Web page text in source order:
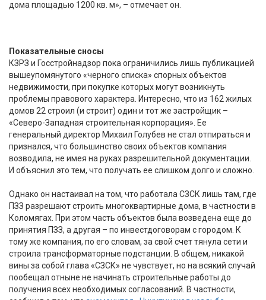
дома площадью 1200 кв. м», – отмечает он.
Показательные сносы
КЗРЗ и Госстройнадзор пока ограничились лишь публикацией
вышеупомянутого «черного списка» спорных объектов
недвижимости, при покупке которых могут возникнуть
проблемы правового характера. Интересно, что из 162 жилых
домов 22 строил (и строит) один и тот же застройщик –
«Северо-Западная строительная корпорация». Ее
генеральный директор Михаил Голубев не стал отпираться и
признался, что большинство своих объектов компания
возводила, не имея на руках разрешительной документации.
И объяснил это тем, что получать ее слишком долго и сложно.
Однако он настаивал на том, что работала СЗСК лишь там, где
ПЗЗ разрешают строить многоквартирные дома, в частности в
Коломягах. При этом часть объектов была возведена еще до
принятия ПЗЗ, а другая – по инвестдоговорам с городом. К
тому же компания, по его словам, за свой счет тянула сети и
строила трансформаторные подстанции. В общем, никакой
вины за собой глава «СЗСК» не чувствует, но на всякий случай
пообещал отныне не начинать строительные работы до
получения всех необходимых согласований. В частности,